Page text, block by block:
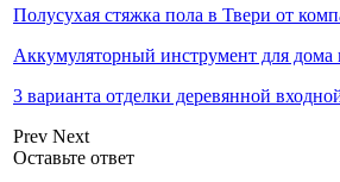
Полусухая стяжка пола в Твери от
Аккумуляторный инструмент для дома
3 варианта отделки деревянной
Prev Next
Оставьте ответ